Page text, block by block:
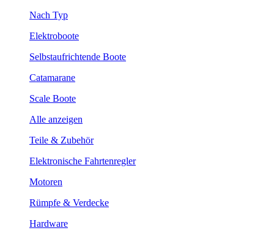
Nach Typ
Elektroboote
Selbstaufrichtende Boote
Catamarane
Scale Boote
Alle anzeigen
Teile & Zubehör
Elektronische Fahrtenregler
Motoren
Rümpfe & Verdecke
Hardware